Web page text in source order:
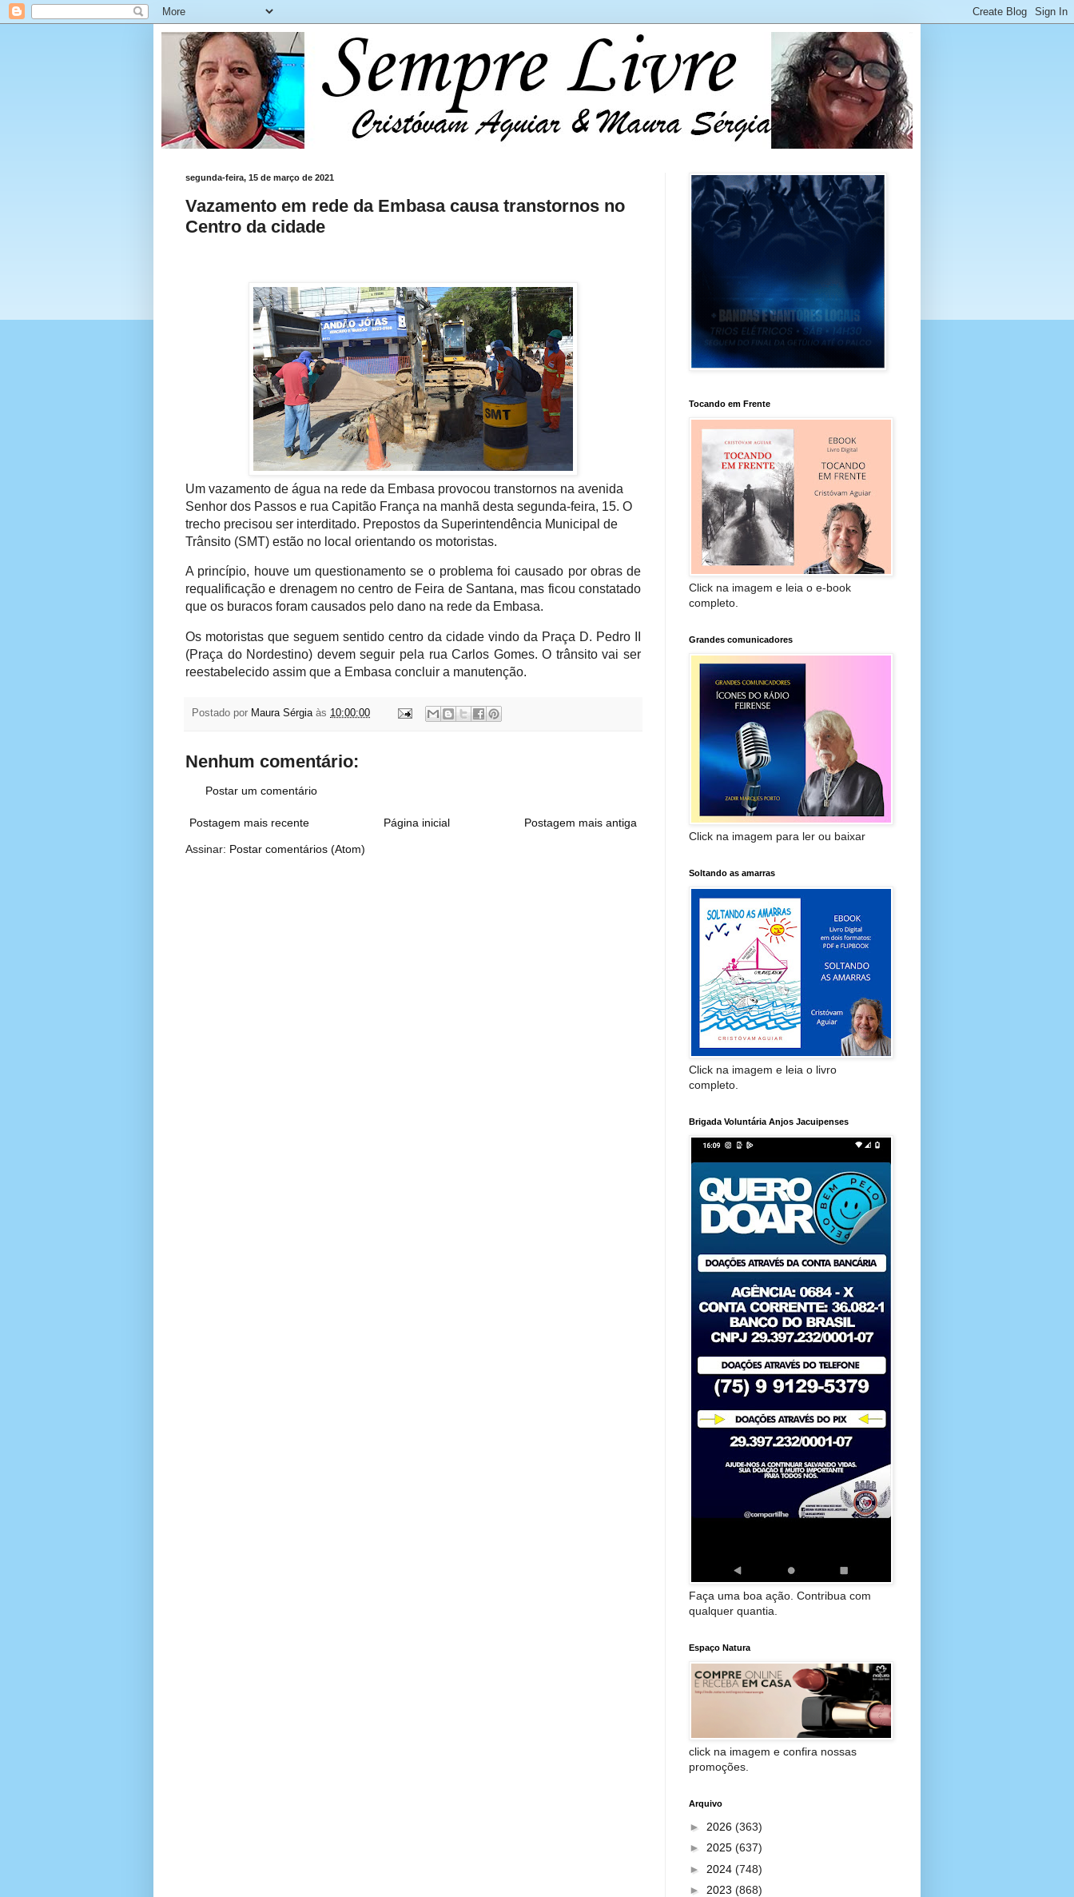
segunda-feira, 15 de março de 2021
Vazamento em rede da Embasa causa transtornos no
Centro da cidade
Um vazamento de água na rede da Embasa provocou transtornos na avenida
Senhor dos Passos e rua Capitão França na manhã desta segunda-feira, 15. O
trecho precisou ser interditado. Prepostos da Superintendência Municipal de
Trânsito (SMT) estão no local orientando os motoristas.
A princípio, houve um questionamento se o problema foi causado por obras de
requalificação e drenagem no centro de Feira de Santana, mas ficou constatado
que os buracos foram causados pelo dano na rede da Embasa.
Os motoristas que seguem sentido centro da cidade vindo da Praça D. Pedro II
(Praça do Nordestino) devem seguir pela rua Carlos Gomes. O trânsito vai ser
reestabelecido assim que a Embasa concluir a manutenção.
Postado por Maura Sérgia às 10:00:00
Nenhum comentário:
Postar um comentário
Postagem mais recente Postagem mais antiga
Página inicial
Assinar: Postar comentários (Atom)
Tocando em Frente
Click na imagem e leia o e-book
completo.
Grandes comunicadores
Click na imagem para ler ou baixar
Soltando as amarras
Click na imagem e leia o livro
completo.
Brigada Voluntária Anjos Jacuipenses
Faça uma boa ação. Contribua com
qualquer quantia.
Espaço Natura
click na imagem e confira nossas
promoções.
Arquivo
► 2026 (363)
► 2025 (637)
► 2024 (748)
► 2023 (868)